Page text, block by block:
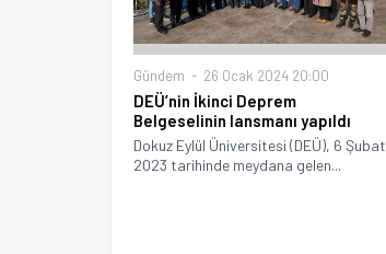
Gündem 26 Ocak 2024 20:00
DEÜ’nin İkinci Deprem
Belgeselinin lansmanı yapıldı
Dokuz Eylül Üniversitesi (DEÜ), 6 Şubat
2023 tarihinde meydana gelen...